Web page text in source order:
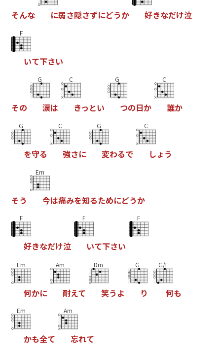
そんな に弱さ隠さずにどうか 好きなだけ泣
F
いて下さい
その
G
涙は
C
きっ とい
G
つの日か
C
誰か
G
を守る
C
強さに
G
変わるで
C
しょ う
そう
Em
今は痛みを知るためにどうか
F
好きなだけ泣
F
いて下さい
F
Em
何かに
Am
耐えて
Dm
笑う よ
G
り
G/F
何も
Em
かも全て
Am
忘れて